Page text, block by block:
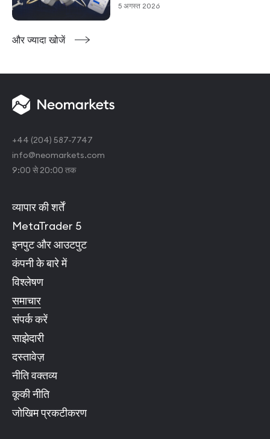
5 अगस्त 2026
और ज्यादा खोजें
+44 (204) 587-7747
info@neomarkets.com
9:00 से 20:00 तक
व्यापार की शर्तें
MetaTrader 5
इनपुट और आउटपुट
कंपनी के बारे में
विश्लेषण
समाचार
संपर्क करें
साझेदारी
दस्तावेज़
नीति वक्तव्य
कूकी नीति
जोखिम प्रकटीकरण